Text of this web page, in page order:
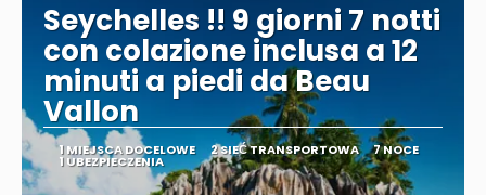
Seychelles !! 9 giorni 7 notti
con colazione inclusa a 12
minuti a piedi da Beau
Vallon
1 MIEJSCA DOCELOWE 2 SIEĆ TRANSPORTOWA 7 NOCE
1 UBEZPIECZENIA